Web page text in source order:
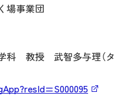
場事業団
科 教授 武智多与理（タ